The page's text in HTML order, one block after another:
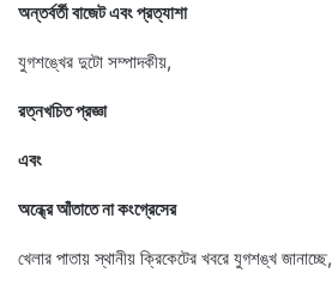
অন্তর্বর্তী বাজেট এবং প্রত্যাশা
যুগশঙ্খের দুটো সম্পাদকীয়,
রত্নখচিত প্রজ্ঞা
এবং
অন্ধ্রে আঁতাতে না কংগ্রেসের
খেলার পাতায় স্থানীয় ক্রিকেটের খবরে যুগশঙ্খ জানাচ্ছে,